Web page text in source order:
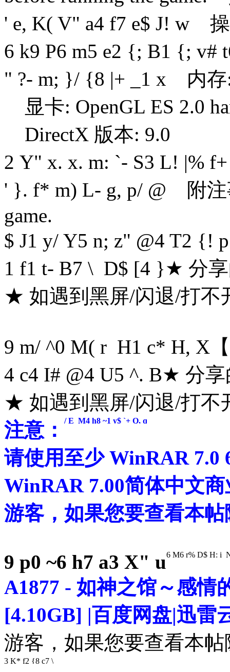
' e, K( V" a4 f7 e$ J! w 操
6 k9 P6 m5 e2 {; B1 {; v#
" ?- m; }/ {8 |+ _1 x 内存
显卡: OpenGL ES 2.0
DirectX 版本: 9.0
2 Y" x. x. m: `- S3 L! |% f+
' }. f* m) L- g, p/ @ 附注
game.
$ J1 y/ Y5 n; z" @4 T2 {! p
1 f1 t- B7 \ D$ [4 }★ 分享
★ 如遇到黑屏/闪退/打不
9 m/ ^0 M( r H1 c* H, X
4 c4 I# @4 U5 ^. B★ 分享
★ 如遇到黑屏/闪退/打不
注意：
/ E M4 h8 ~1 y$ `+ Q, q
请使用至少 WinRAR 7.0
WinRAR 7.00简体中文
游客，如果您要查看本
9 p0 ~6 h7 a3 X" u6 M6 r% D$ H: i
A1877 - 如神之馆～感情
[4.10GB] |百度网盘|迅雷
游客，如果您要查看本
3 K* f2 {8 c7 \